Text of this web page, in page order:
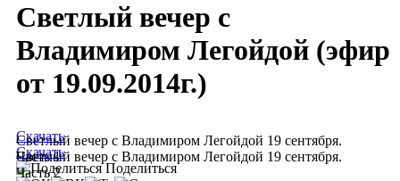
Светлый вечер с
Владимиром Легойдой (эфир
от 19.09.2014г.)
Светлый вечер с Владимиром Легойдой 19 сентября.
Часть 1
Скачать
Светлый вечер с Владимиром Легойдой 19 сентября.
Часть 2
Скачать
Поделиться